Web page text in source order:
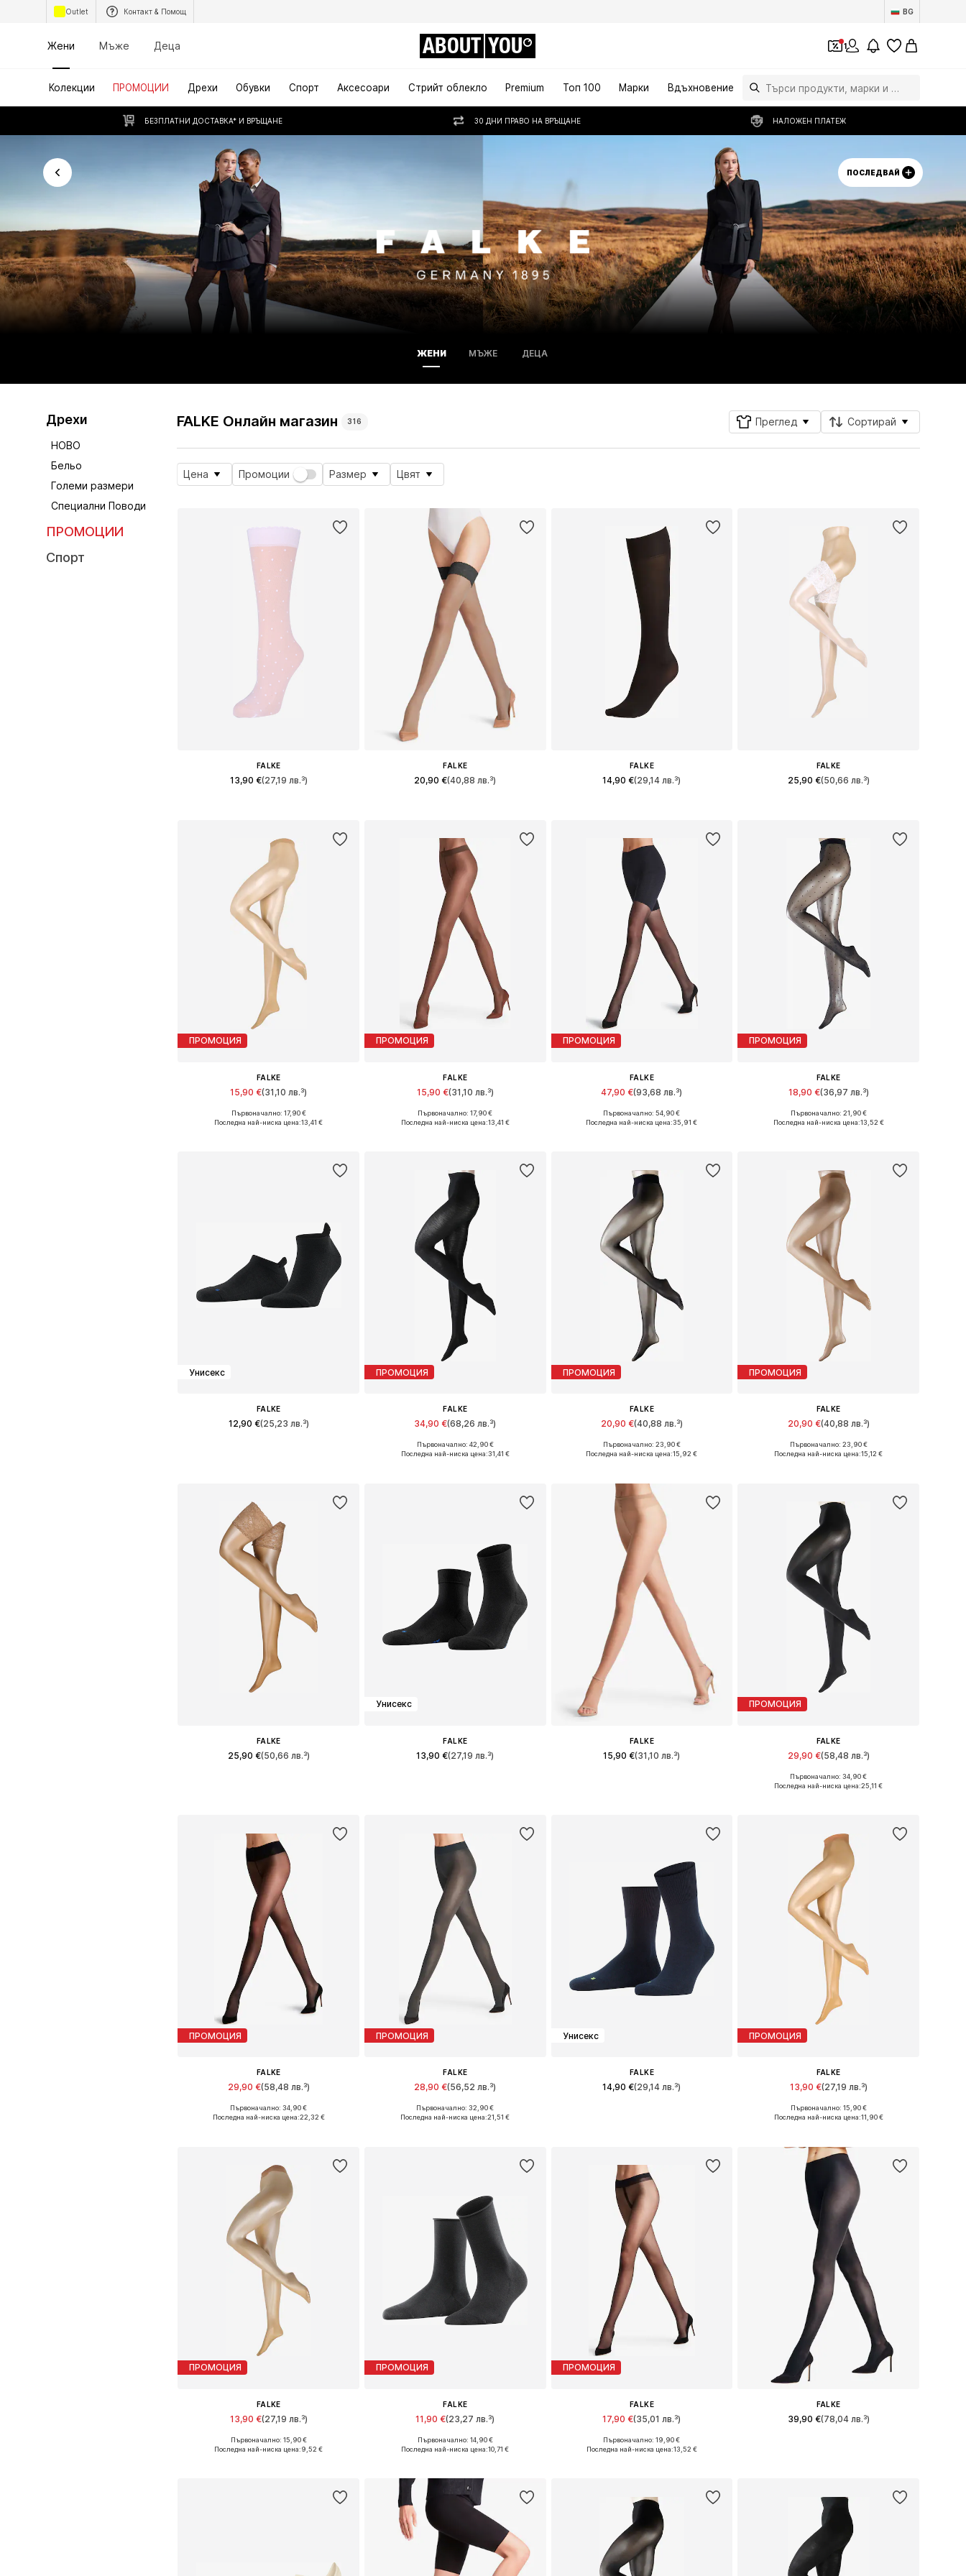
Outlet Контакт & Помощ BG
Жени Мъже Деца ABOUT YOU 1
Колекции ПРОМОЦИИ Дрехи Обувки Спорт Аксесоари Стрийт облекло Premium Топ 100 Марки Вдъхновение
БЕЗПЛАТНИ ДОСТАВКА* И ВРЪЩАНЕ 30 ДНИ ПРАВО НА ВРЪЩАНЕ НАЛОЖЕН ПЛАТЕЖ
ПОСЛЕДВАЙ
ЖЕНИ МЪЖЕ ДЕЦА
Дрехи
НОВО
Бельо
Големи размери
Специални Поводи
ПРОМОЦИИ
Спорт
FALKE Онлайн магазин 316 Преглед Сортирай
Цена Промоции Размер Цвят
FALKE
13,90 €(27,19 лв.³)
FALKE
20,90 €(40,88 лв.³)
FALKE
14,90 €(29,14 лв.³)
FALKE
25,90 €(50,66 лв.³)
ПРОМОЦИЯ
FALKE
15,90 €(31,10 лв.³)
+3
Налични размери: M, L, XL
Първоначално: 17,90 €
Последна най-ниска цена:13,41 €
ПРОМОЦИЯ
FALKE
15,90 €(31,10 лв.³)
+1
Налични размери: S-M, M, M-L
Първоначално: 17,90 €
Последна най-ниска цена:13,41 €
ПРОМОЦИЯ
FALKE
47,90 €(93,68 лв.³)
Налични размери: S-M, M, M-L, L
Първоначално: 54,90 €
Последна най-ниска цена:35,91 €
ПРОМОЦИЯ
FALKE
18,90 €(36,97 лв.³)
Предлага се в много размери
Първоначално: 21,90 €
Последна най-ниска цена:13,52 €
Унисекс
FALKE
12,90 €(25,23 лв.³)
ПРОМОЦИЯ
FALKE
34,90 €(68,26 лв.³)
Предлага се в много размери
Първоначално: 42,90 €
Последна най-ниска цена:31,41 €
ПРОМОЦИЯ
FALKE
20,90 €(40,88 лв.³)
+1
Предлага се в много размери
Първоначално: 23,90 €
Последна най-ниска цена:15,92 €
ПРОМОЦИЯ
FALKE
20,90 €(40,88 лв.³)
Предлага се в много размери
Първоначално: 23,90 €
Последна най-ниска цена:15,12 €
FALKE
25,90 €(50,66 лв.³)
Унисекс
FALKE
13,90 €(27,19 лв.³)
FALKE
15,90 €(31,10 лв.³)
ПРОМОЦИЯ
FALKE
29,90 €(58,48 лв.³)
Налични размери: S, S-M, M, M-L
Първоначално: 34,90 €
Последна най-ниска цена:25,11 €
ПРОМОЦИЯ
FALKE
29,90 €(58,48 лв.³)
Налични размери: S-M, M, L
Първоначално: 34,90 €
Последна най-ниска цена:22,32 €
ПРОМОЦИЯ
FALKE
28,90 €(56,52 лв.³)
Налични размери: S-M, M, L, XL
Първоначално: 32,90 €
Последна най-ниска цена:21,51 €
Унисекс
FALKE
14,90 €(29,14 лв.³)
ПРОМОЦИЯ
FALKE
13,90 €(27,19 лв.³)
Налични размери: S, S-M, M-L, L
Първоначално: 15,90 €
Последна най-ниска цена:11,90 €
ПРОМОЦИЯ
FALKE
13,90 €(27,19 лв.³)
+3
Налични размери: S-M, M, M-L
Първоначално: 15,90 €
Последна най-ниска цена:9,52 €
ПРОМОЦИЯ
FALKE
11,90 €(23,27 лв.³)
Налични размери: 35-38, 39-42
Първоначално: 14,90 €
Последна най-ниска цена:10,71 €
ПРОМОЦИЯ
FALKE
17,90 €(35,01 лв.³)
Налични размери: S-M, M, M-L, XL
Първоначално: 19,90 €
Последна най-ниска цена:13,52 €
FALKE
39,90 €(78,04 лв.³)